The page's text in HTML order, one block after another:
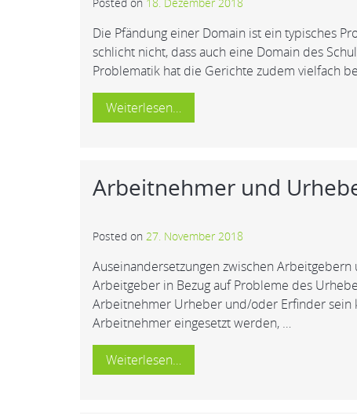
Die Pfändung einer Domain ist ein typisches
schlicht nicht, dass auch eine Domain des
Problematik hat die Gerichte zudem vielfach
Weiterlesen…
Arbeitnehmer und
Posted on 27. November 2018
Auseinandersetzungen zwischen
Arbeitgeber in Bezug auf Probleme des
Arbeitnehmer Urheber und/oder Erfinder sein
Arbeitnehmer eingesetzt werden, …
Weiterlesen…